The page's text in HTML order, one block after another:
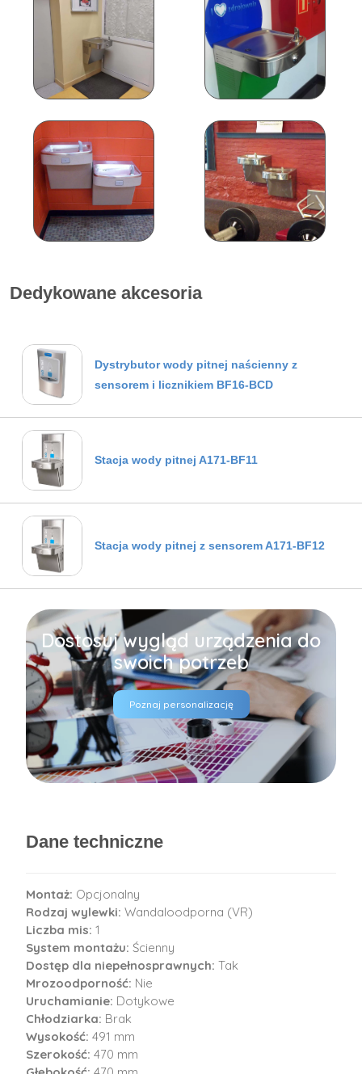
Dedykowane akcesoria
Dystrybutor wody pitnej naścienny z
sensorem i licznikiem BF16-BCD
Stacja wody pitnej A171-BF11
Stacja wody pitnej z sensorem A171-BF12
Dostosuj wygląd urządzenia do
swoich potrzeb
Poznaj personalizację
Dane techniczne
Montaż: Opcjonalny
Rodzaj wylewki: Wandaloodporna (VR)
Liczba mis: 1
System montażu: Ścienny
Dostęp dla niepełnosprawnych: Tak
Mrozoodporność: Nie
Uruchamianie: Dotykowe
Chłodziarka: Brak
Wysokość: 491 mm
Szerokość: 470 mm